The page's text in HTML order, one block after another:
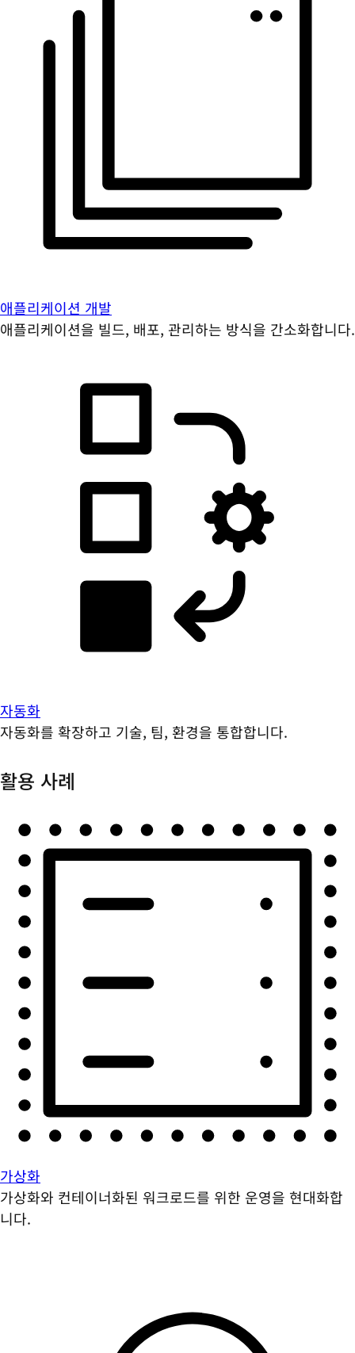
애플리케이션 개발
애플리케이션을 빌드, 배포, 관리하는 방식을 간소화합니다.
자동화
자동화를 확장하고 기술, 팀, 환경을 통합합니다.
활용 사례
가상화
가상화와 컨테이너화된 워크로드를 위한 운영을 현대화합
니다.